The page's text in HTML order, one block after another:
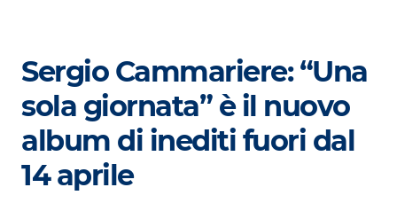
Conduttori
Repliche
Podcast
3xTe
Sergio Cammariere: “Una
sola giornata” è il nuovo
album di inediti fuori dal
14 aprile